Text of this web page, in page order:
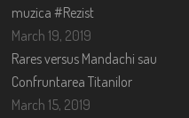
muzica #Rezist
March 19, 2019
Rares versus Mandachi sau
Confruntarea Titanilor
March 15, 2019